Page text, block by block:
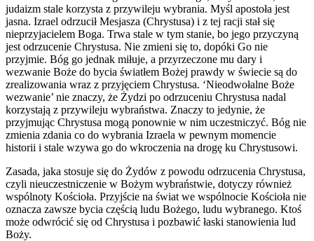
judaizm stale korzysta z przywileju wybrania. Myśl apostoła jest
jasna. Izrael odrzucił Mesjasza (Chrystusa) i z tej racji stał się
nieprzyjacielem Boga. Trwa stale w tym stanie, bo jego przyczyną
jest odrzucenie Chrystusa. Nie zmieni się to, dopóki Go nie
przyjmie. Bóg go jednak miłuje, a przyrzeczone mu dary i
wezwanie Boże do bycia światłem Bożej prawdy w świecie są do
zrealizowania wraz z przyjęciem Chrystusa. ‘Nieodwołalne Boże
wezwanie’ nie znaczy, że Żydzi po odrzuceniu Chrystusa nadal
korzystają z przywileju wybraństwa. Znaczy to jedynie, że
przyjmując Chrystusa mogą ponownie w nim uczestniczyć. Bóg nie
zmienia zdania co do wybrania Izraela w pewnym momencie
historii i stale wzywa go do wkroczenia na drogę ku Chrystusowi.
Zasada, jaka stosuje się do Żydów z powodu odrzucenia Chrystusa,
czyli nieuczestniczenie w Bożym wybraństwie, dotyczy również
wspólnoty Kościoła. Przyjście na świat we wspólnocie Kościoła nie
oznacza zawsze bycia częścią ludu Bożego, ludu wybranego. Ktoś
może odwrócić się od Chrystusa i pozbawić łaski stanowienia lud
Boży.